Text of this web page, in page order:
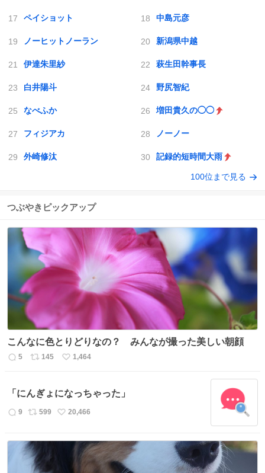
ペイショット 中島元彦
ノーヒットノーラン 新潟県中越
伊達朱里紗 萩生田幹事長
白井陽斗 野尻智紀
なべふか 増田貴久の◯◯
フィジアカ ノーノー
外崎修汰 記録的短時間大雨
100位まで見る
つぶやきピックアップ
こんなに色とりどりなの？ みんなが撮った美しい朝顔
返
数
5
リ
ス
ト
数
145
い
ね
数
1,464
「にんぎょになっちゃった」
返
数
9
リ
ス
ト
数
599
い
ね
20,466